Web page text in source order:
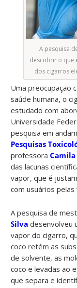
A pesquisa
descobrir o que
dos cigarros
Uma preocupação
saúde humana, o
estudado com
Universidade
pesquisa em
Pesquisas
professora
das lacunas
vapor, que é
com usuários
A pesquisa de
Silva desenvolveu
vapor do cigarro,
coco retém as
de solvente, as
coco e levadas ao
que separa e